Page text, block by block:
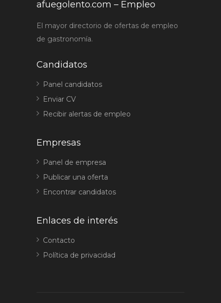
afuegolento.com – Empleo
El mayor directorio de ofertas de empleo
de gastronomía.
Candidatos
Panel candidatos
Enviar CV
Recibir alertas de empleo
Empresas
Panel de empresa
Publicar una oferta
Encontrar candidatos
Enlaces de interés
Contacto
Política de privacidad